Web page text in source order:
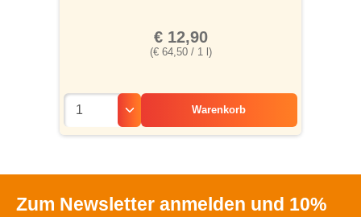
(€ 64,50 / 1 l)
€ 12,90
Warenkorb
Zum Newsletter anmelden und 10%